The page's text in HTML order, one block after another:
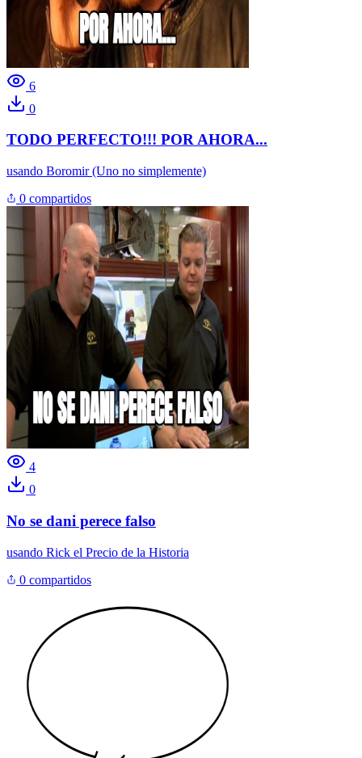
6
0
TODO PERFECTO!!! POR AHORA...
usando Boromir (Uno no simplemente)
0 compartidos
4
0
No se dani perece falso
usando Rick el Precio de la Historia
0 compartidos